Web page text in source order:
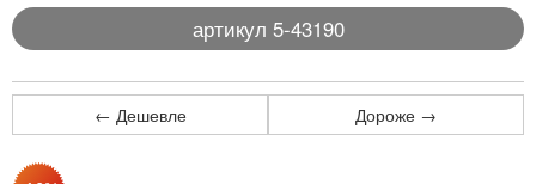
артикул 5-43190
← Дешевле Дороже →